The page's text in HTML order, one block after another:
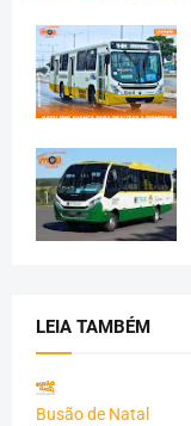
LEIA TAMBÉM
Busão de Natal